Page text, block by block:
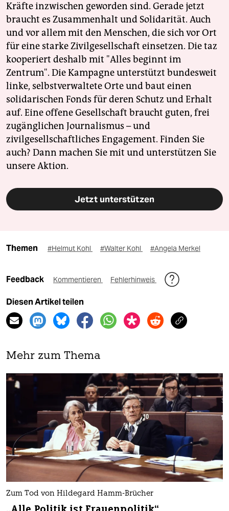
Kräfte inzwischen geworden sind. Gerade jetzt
braucht es Zusammenhalt und Solidarität. Auch
und vor allem mit den Menschen, die sich vor Ort
für eine starke Zivilgesellschaft einsetzen. Die taz
kooperiert deshalb mit "Alles beginnt im
Zentrum". Die Kampagne unterstützt bundesweit
linke, selbstverwaltete Orte und baut einen
solidarischen Fonds für deren Schutz und Erhalt
auf. Eine offene Gesellschaft braucht guten, frei
zugänglichen Journalismus – und
zivilgesellschaftliches Engagement. Finden Sie
auch? Dann machen Sie mit und unterstützen Sie
unsere Aktion.
Jetzt unterstützen
Themen #Helmut Kohl #Walter Kohl #Angela Merkel
Feedback Kommentieren Fehlerhinweis
Diesen Artikel teilen
Mehr zum Thema
Zum Tod von Hildegard Hamm-Brücher